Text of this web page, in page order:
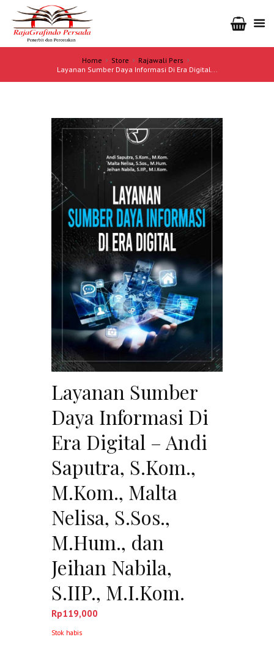
Home Store
Rajawali Pers
Layanan Sumber Daya Informasi Di Era Digital...
Layanan Sumber
Daya Informasi Di
Era Digital – Andi
Saputra, S.Kom.,
M.Kom., Malta
Nelisa, S.Sos.,
M.Hum., dan
Jeihan Nabila,
S.IIP., M.I.Kom.
Rp119,000
Stok habis